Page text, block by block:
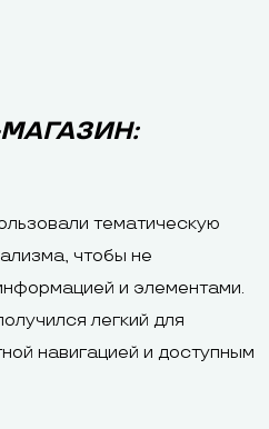
тематическую
чтобы не
и элементами.
легкий для
навигацией и доступным